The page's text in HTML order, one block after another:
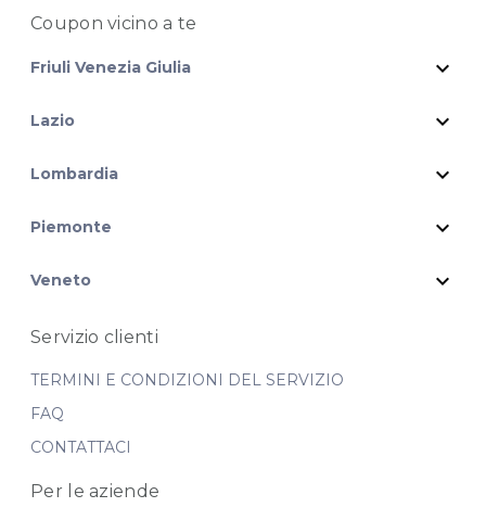
Coupon vicinoa te
Friuli Venezia Giulia expand_more
Lazio expand_more
Lombardia expand_more
Piemonte expand_more
Veneto expand_more
Servizio clienti
TERMINI E CONDIZIONI DEL SERVIZIO
FAQ
CONTATTACI
Per le aziende